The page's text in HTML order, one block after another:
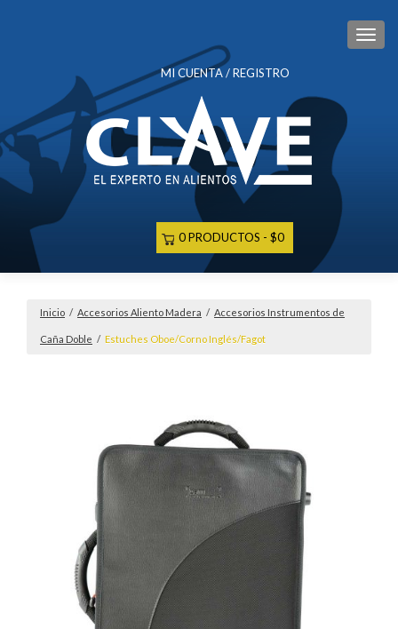
MI CUENTA / REGISTRO
0 PRODUCTOS $0
Inicio / Accesorios Aliento Madera / Accesorios Instrumentos de
Caña Doble / Estuches Oboe/Corno Inglés/Fagot